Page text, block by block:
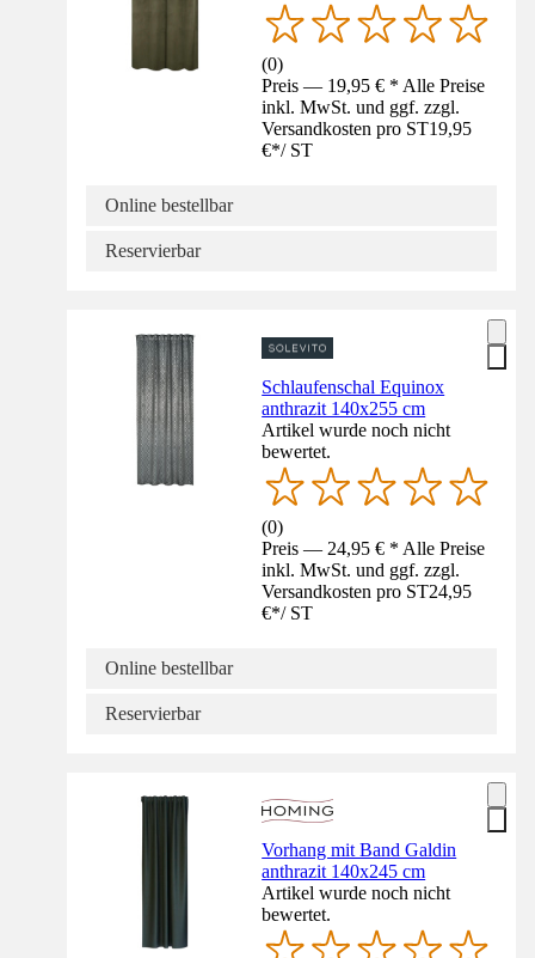
(0)
Preis — 19,95 € * Alle Preise
inkl. MwSt. und ggf. zzgl.
Versandkosten pro ST19,95
€*/ ST
Online bestellbar
Reservierbar
Schlaufenschal Equinox
anthrazit 140x255 cm
Artikel wurde noch nicht
bewertet.
(0)
Preis — 24,95 € * Alle Preise
inkl. MwSt. und ggf. zzgl.
Versandkosten pro ST24,95
€*/ ST
Online bestellbar
Reservierbar
Vorhang mit Band Galdin
anthrazit 140x245 cm
Artikel wurde noch nicht
bewertet.